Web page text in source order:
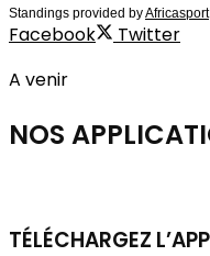
Standings provided byAfricasport
Facebook
Twitter
A venir
NOS
TÉLÉCHARGEZ